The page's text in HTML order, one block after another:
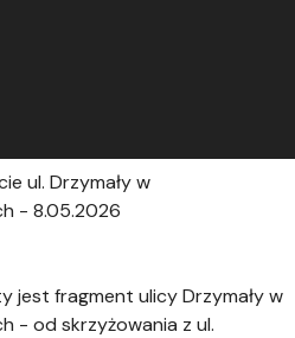
ul. Drzymały w
- 8.05.2026
jest fragment ulicy Drzymały w
- od skrzyżowania z ul.